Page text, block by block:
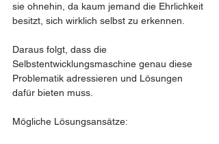
sie ohnehin, da kaum jemand die Ehrlichkeit
besitzt, sich wirklich selbst zu erkennen.
Daraus folgt, dass die
Selbstentwicklungsmaschine genau diese
Problematik adressieren und Lösungen
dafür bieten muss.
Mögliche Lösungsansätze: